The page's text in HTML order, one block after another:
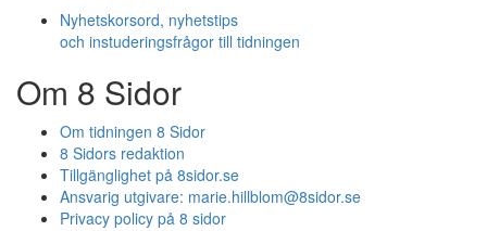
Nyhetskorsord, nyhetstips
och instuderingsfrågor till tidningen
Om 8 Sidor
Om tidningen 8 Sidor
8 Sidors redaktion
Tillgänglighet på 8sidor.se
Ansvarig utgivare: marie.hillblom@8sidor.se
Privacy policy på 8 sidor